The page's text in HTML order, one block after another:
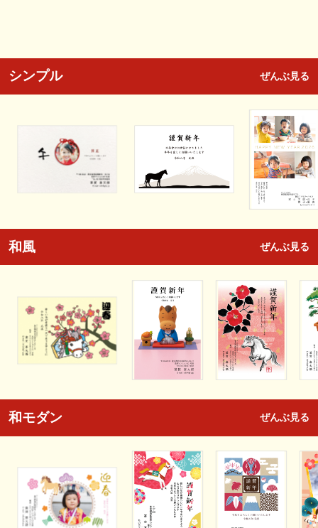
シンプル ぜんぶ見る
和風 ぜんぶ見る
和モダン ぜんぶ見る